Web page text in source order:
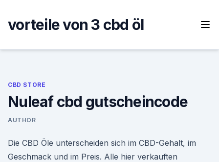
content
vorteile von 3 cbd öl
CBD STORE
Nuleaf cbd gutscheincode
AUTHOR
Die CBD Öle unterscheiden sich im CBD-Gehalt, im
Geschmack und im Preis. Alle hier verkauften